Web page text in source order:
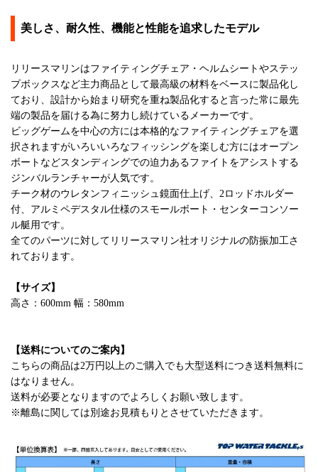
美しさ、耐久性、機能と性能を追求したモデル
リリースマリンはファイティングチェア・ヘルムシートやステッ
プボックスなど主力商品として最高級の材料をベースに製品化し
ており、設計から始まり研究を重ね製品化すると言った常に最先
端の製品を届ける為に努力し続けているメーカーです。
ビッグゲームを中心の方には本格的なファイティングチェアを選
択されますがいろいいろなフィッシングを楽しむ方にはオープン
ボートなどスタンディングでの迫力あるファイトをアシストする
ジンバルランチャーが人気です。
チーク材のウレタンフィニッシュ鏡面仕上げ、2ロッドホルダー
付、アルミペデスタル仕様のスモールボート・センターコンソー
ル艇用です。
全てのパーツに対してリリースマリン社オリジナルの防振加工さ
れております。
【サイズ】
高さ：600mm 幅：580mm
【送料についてのご案内】
こちらの商品は2万円以上のご購入でも大型送料につき送料無料に
はなりません。
送料が必要となりますのでよろしくお願い致します。
※離島に関しては別途お見積もりとさせていただきます。